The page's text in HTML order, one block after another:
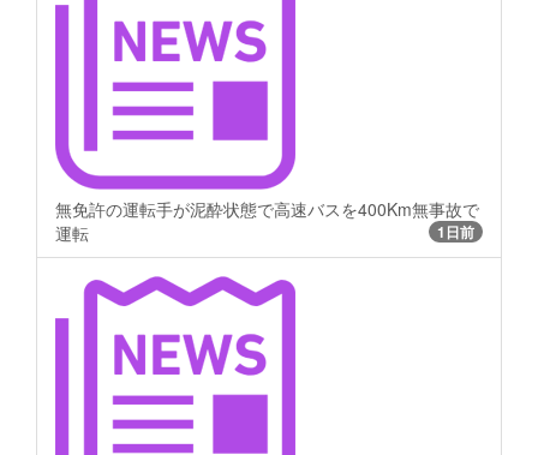
無免許の運転手が泥酔状態で高速バスを400Km無事故で
運転
1日前